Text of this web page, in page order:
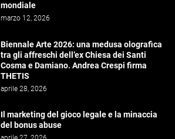
mondiale
marzo 12, 2026
Biennale Arte 2026: una medusa olografica
tra gli affreschi dell’ex Chiesa dei Santi
Cosma e Damiano. Andrea Crespi firma
THETIS
aprile 28, 2026
Il marketing del gioco legale e la minaccia
del bonus abuse